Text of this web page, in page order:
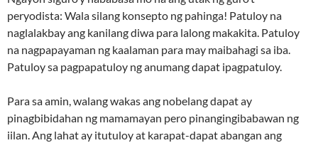
peryodista: Wala silang konsepto ng pahinga! Patuloy na
naglalakbay ang kanilang diwa para lalong makakita. Patuloy
na nagpapayaman ng kaalaman para may maibahagi sa iba.
Patuloy sa pagpapatuloy ng anumang dapat ipagpatuloy.
Para sa amin, walang wakas ang nobelang dapat ay
pinagbibidahan ng mamamayan pero pinangingibabawan ng
iilan. Ang lahat ay itutuloy at karapat-dapat abangan ang